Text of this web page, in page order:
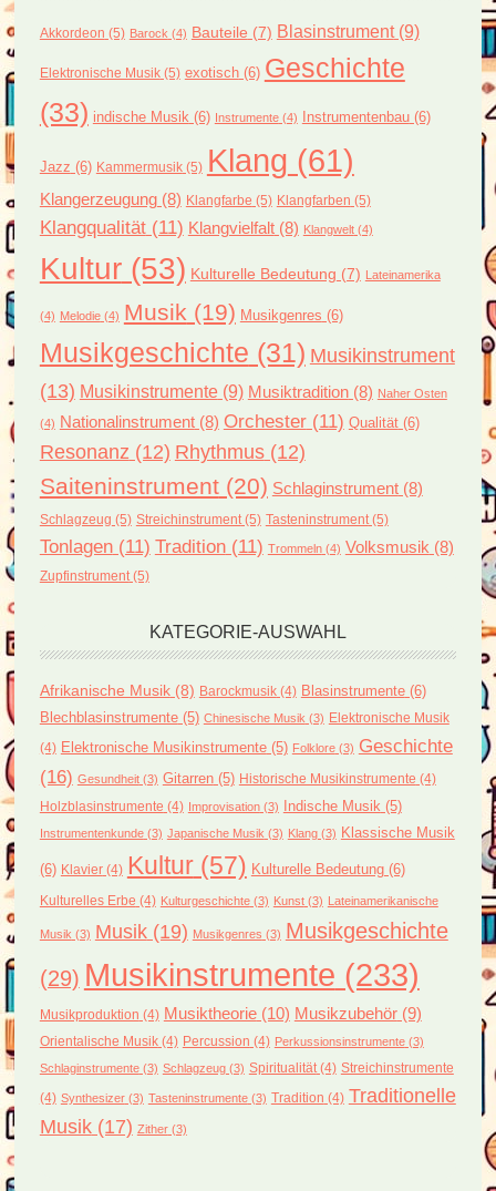
Akkordeon (5) Barock(4) Bauteile (7) Blasinstrument(9)
Elektronische Musik(5) exotisch(6) Geschichte
(33) indische Musik(6) Instrumente(4) Instrumentenbau(6)
Jazz (6) Kammermusik(5) Klang (61)
Klangerzeugung(8) Klangfarbe (5) Klangfarben (5)
Klangqualität(11) Klangvielfalt(8) Klangwelt(4)
Kultur(53) Kulturelle Bedeutung (7) Lateinamerika
(4) Melodie(4) Musik (19) Musikgenres (6)
Musikgeschichte (31) Musikinstrument
(13) Musikinstrumente(9) Musiktradition(8) Naher Osten
(4) Nationalinstrument(8) Orchester(11) Qualität(6)
Resonanz (12) Rhythmus(12)
Saiteninstrument(20) Schlaginstrument(8)
Schlagzeug (5) Streichinstrument(5) Tasteninstrument(5)
Tonlagen(11) Tradition(11) Trommeln(4) Volksmusik(8)
Zupfinstrument(5)
KATEGORIE-AUSWAHL
Afrikanische Musik(8) Barockmusik(4) Blasinstrumente(6)
Blechblasinstrumente(5) Chinesische Musik(3) Elektronische Musik
(4) Elektronische Musikinstrumente(5) Folklore(3) Geschichte
(16) Gesundheit(3) Gitarren(5) Historische Musikinstrumente (4)
Holzblasinstrumente (4) Improvisation(3) Indische Musik(5)
Instrumentenkunde(3) Japanische Musik(3) Klang(3) Klassische Musik
(6) Klavier(4) Kultur(57) Kulturelle Bedeutung(6)
Kulturelles Erbe (4) Kulturgeschichte(3) Kunst(3) Lateinamerikanische
Musik(3) Musik(19) Musikgenres (3) Musikgeschichte
(29) Musikinstrumente (233)
Musikproduktion (4) Musiktheorie(10) Musikzubehör(9)
Orientalische Musik(4) Percussion (4) Perkussionsinstrumente(3)
Schlaginstrumente(3) Schlagzeug(3) Spiritualität(4) Streichinstrumente
(4) Synthesizer(3) Tasteninstrumente(3) Tradition (4) Traditionelle
Musik(17) Zither(3)